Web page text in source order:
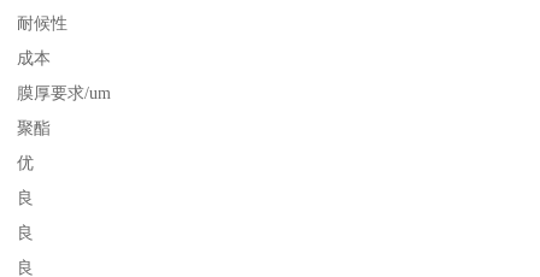
耐候性
成本
膜厚要求/um
聚酯
优
良
良
良